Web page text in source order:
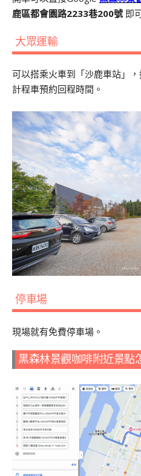
鹿區都會園路2233巷200號 即
大眾運輸
可以搭乘火車到「沙鹿車站」
計程車預約回程時間。
停車場
現場就有免費停車場。
黑森林景觀咖啡附近景點